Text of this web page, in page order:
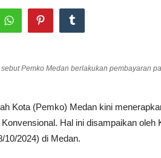
Pemko Medan berlakukan pembayaran
Kota (Pemko) Medan kini
Hal ini disampaikan
10/2024) di Medan.